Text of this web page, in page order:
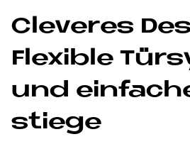
Cle­ve­res
Fle­xi­ble
und
stie­ge